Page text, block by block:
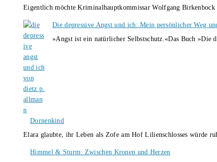
Eigentlich möchte Kriminalhauptkommissar Wolfgang
Die depressive Angst und ich: Mein persönlicher Weg
»Angst ist ein natürlicher Selbstschutz.«Das Buch
Dornenkind
Elara glaubte, ihr Leben als Zofe am Hof Lilienschlosses würde
Himmel & Sturm: Zwischen Kronen und Herzen